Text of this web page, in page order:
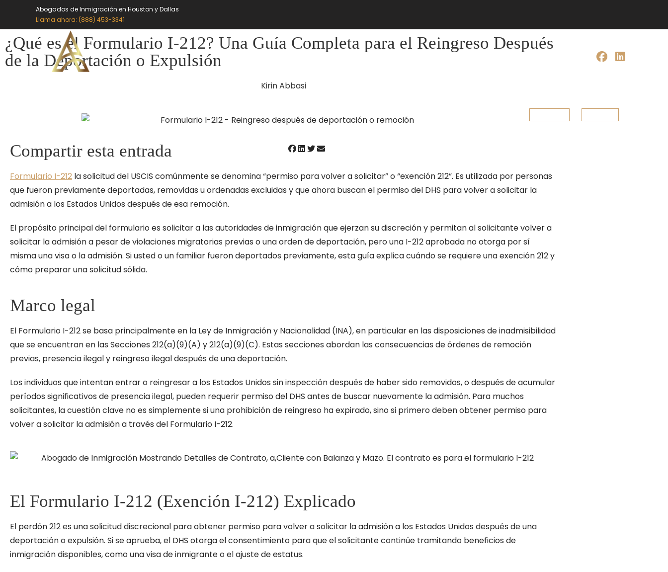
Abogados de Inmigración en Houston y Dallas
Llama ahora: (888) 453-3341
QUIÉNES SOMOS SERVICIOS RESEÑAS NOTICIAS Y ARTÍCULOS CONTACTE CON NOSOTROS
¿Qué es el Formulario I-212? Una Guía Completa para el Reingreso Después
de la Deportación o Expulsión
Kirin Abbasi
Compartir esta entrada
Formulario I-212 la solicitud del USCIS comúnmente se denomina “permiso para volver a solicitar” o “exención 212”. Es utilizada por personas
que fueron previamente deportadas, removidas u ordenadas excluidas y que ahora buscan el permiso del DHS para volver a solicitar la
admisión a los Estados Unidos después de esa remoción.
El propósito principal del formulario es solicitar a las autoridades de inmigración que ejerzan su discreción y permitan al solicitante volver a
solicitar la admisión a pesar de violaciones migratorias previas o una orden de deportación, pero una I-212 aprobada no otorga por sí
misma una visa o la admisión. Si usted o un familiar fueron deportados previamente, esta guía explica cuándo se requiere una exención 212 y
cómo preparar una solicitud sólida.
Marco legal
El Formulario I-212 se basa principalmente en la Ley de Inmigración y Nacionalidad (INA), en particular en las disposiciones de inadmisibilidad
que se encuentran en las Secciones 212(a)(9)(A) y 212(a)(9)(C). Estas secciones abordan las consecuencias de órdenes de remoción
previas, presencia ilegal y reingreso ilegal después de una deportación.
Los individuos que intentan entrar o reingresar a los Estados Unidos sin inspección después de haber sido removidos, o después de acumular
períodos significativos de presencia ilegal, pueden requerir permiso del DHS antes de buscar nuevamente la admisión. Para muchos
solicitantes, la cuestión clave no es simplemente si una prohibición de reingreso ha expirado, sino si primero deben obtener permiso para
volver a solicitar la admisión a través del Formulario I-212.
El Formulario I-212 (Exención I-212) Explicado
El perdón 212 es una solicitud discrecional para obtener permiso para volver a solicitar la admisión a los Estados Unidos después de una
deportación o expulsión. Si se aprueba, el DHS otorga el consentimiento para que el solicitante continúe tramitando beneficios de
inmigración disponibles, como una visa de inmigrante o el ajuste de estatus.